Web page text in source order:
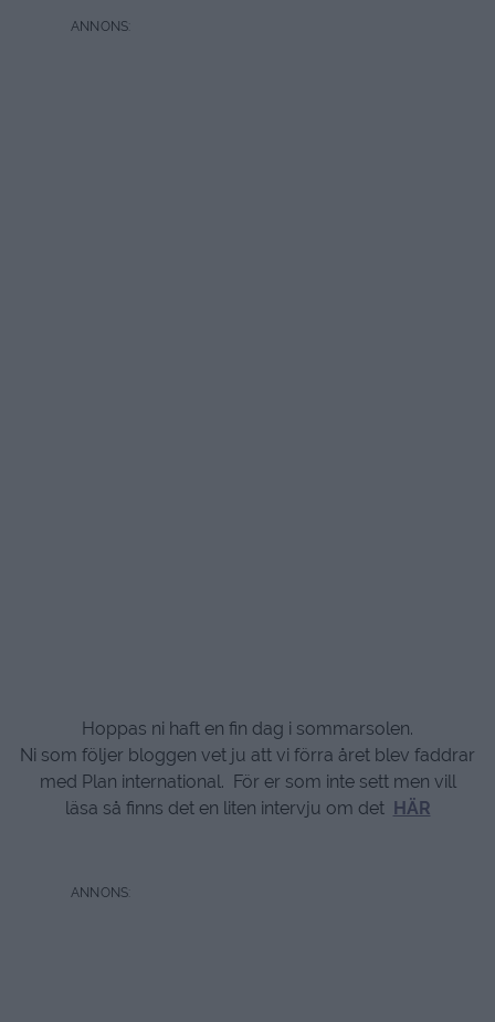
Hoppas ni haft en fin dag i sommarsolen.
Ni som följer bloggen vet ju att vi förra året blev faddrar
med Plan international. För er som inte sett men vill
läsa så finns det en liten intervju om det HÄR